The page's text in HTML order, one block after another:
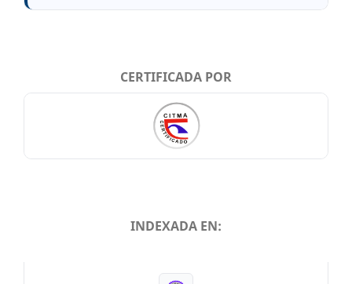
CERTIFICADA POR
INDEXADA EN: